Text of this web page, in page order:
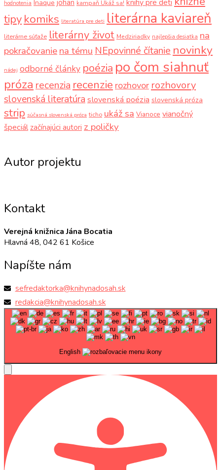
hodnotenia Inaque johan kampaň Ukáž sa! knihy pre deti
tipy komiks literatúra pre deti literárna kaviareň
literárne súťaže literárny život Medziriadky najlepšia desiatka na
pokračovaniena tému NEpovinné čítanie novinky
nádej odborné články poézia po čom siahnuť
próza recenzia recenzie rozhovor rozhovory
slovenská literatúra slovenská poézia slovenská próza
strip súčasná slovenská próza ticho ukáž sa Vianoce vianočný
špeciál začínajúci autori z poličky
Autor projektu
Kontakt
Verejná knižnica Jána Bocatia
Hlavná 48, 042 61 Košice
Napíšte nám
sefredaktorka@knihynadosah.sk
redakcia@knihynadosah.sk
English